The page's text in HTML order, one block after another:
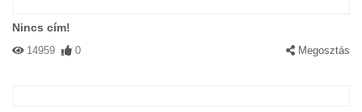
Nincs cím!
14959 0 Megosztás